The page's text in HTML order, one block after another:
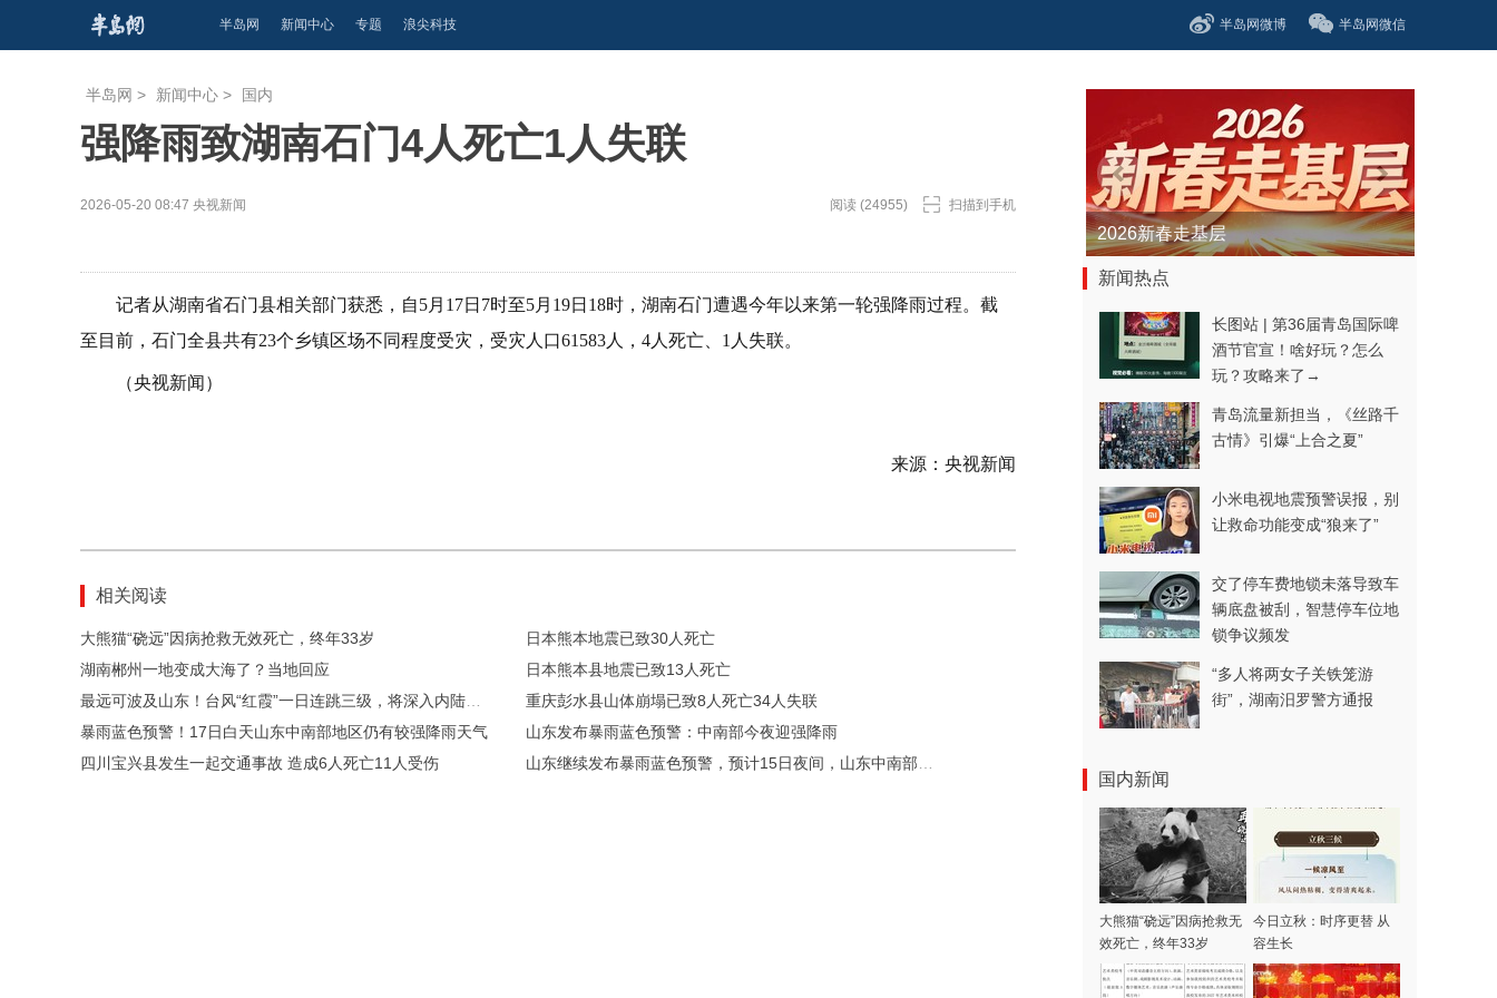
半岛网 新闻中心 专题 浪尖科技 半岛网微博 半岛网微信
半岛网 > 新闻中心 > 国内
强降雨致湖南石门4人死亡1人失联
2026-05-20 08:47 央视新闻 阅读 (24955) 扫描到手机
记者从湖南省石门县相关部门获悉，自5月17日7时至5月19日18时，湖南石门遭遇今年以来第一轮强降雨过程。截
至目前，石门全县共有23个乡镇区场不同程度受灾，受灾人口61583人，4人死亡、1人失联。
（央视新闻）
来源：央视新闻
相关阅读
大熊猫“硗远”因病抢救无效死亡，终年33岁
日本熊本地震已致30人死亡
湖南郴州一地变成大海了？当地回应
日本熊本县地震已致13人死亡
重庆彭水县山体崩塌已致8人死亡34人失联
暴雨蓝色预警！17日白天山东中南部地区仍有较强降雨天气
山东发布暴雨蓝色预警：中南部今夜迎强降雨
四川宝兴县发生一起交通事故 造成6人死亡11人受伤
2026新春走基层
新闻热点
长图站 | 第36届青岛国际啤
酒节官宣！啥好玩？怎么
玩？攻略来了→
青岛流量新担当，《丝路千
古情》引爆“上合之夏”
小米电视地震预警误报，别
让救命功能变成“狼来了”
交了停车费地锁未落导致车
辆底盘被刮，智慧停车位地
锁争议频发
“多人将两女子关铁笼游
街”，湖南汨罗警方通报
国内新闻
大熊猫“硗远”因病抢救无
效死亡，终年33岁
今日立秋：时序更替 从
容生长